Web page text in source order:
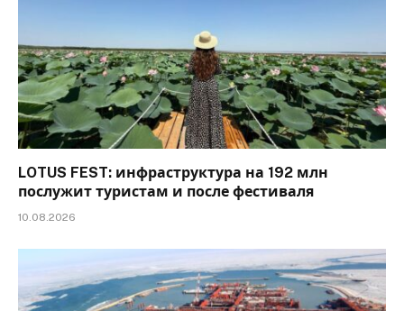
LOTUS FEST: инфраструктура на 192 млн
послужит туристам и после фестиваля
10.08.2026